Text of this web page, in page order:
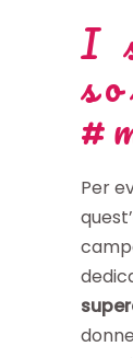
I
Per